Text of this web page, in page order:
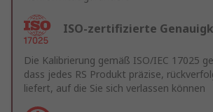
ISO-zertifizierte
Die Kalibrierung gemäß ISO/IEC 17025
dass jedes RS Produkt präzise,
liefert, auf die Sie sich verlassen können